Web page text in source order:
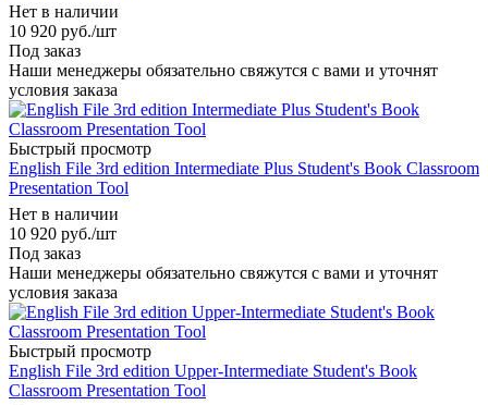
Нет в наличии
10 920 руб./шт
Под заказ
Наши менеджеры обязательно свяжутся с вами и уточнят
условия заказа
Быстрый просмотр
English File 3rd edition Intermediate Plus Student's Book Classroom
Presentation Tool
Нет в наличии
10 920 руб./шт
Под заказ
Наши менеджеры обязательно свяжутся с вами и уточнят
условия заказа
Быстрый просмотр
English File 3rd edition Upper-Intermediate Student's Book
Classroom Presentation Tool